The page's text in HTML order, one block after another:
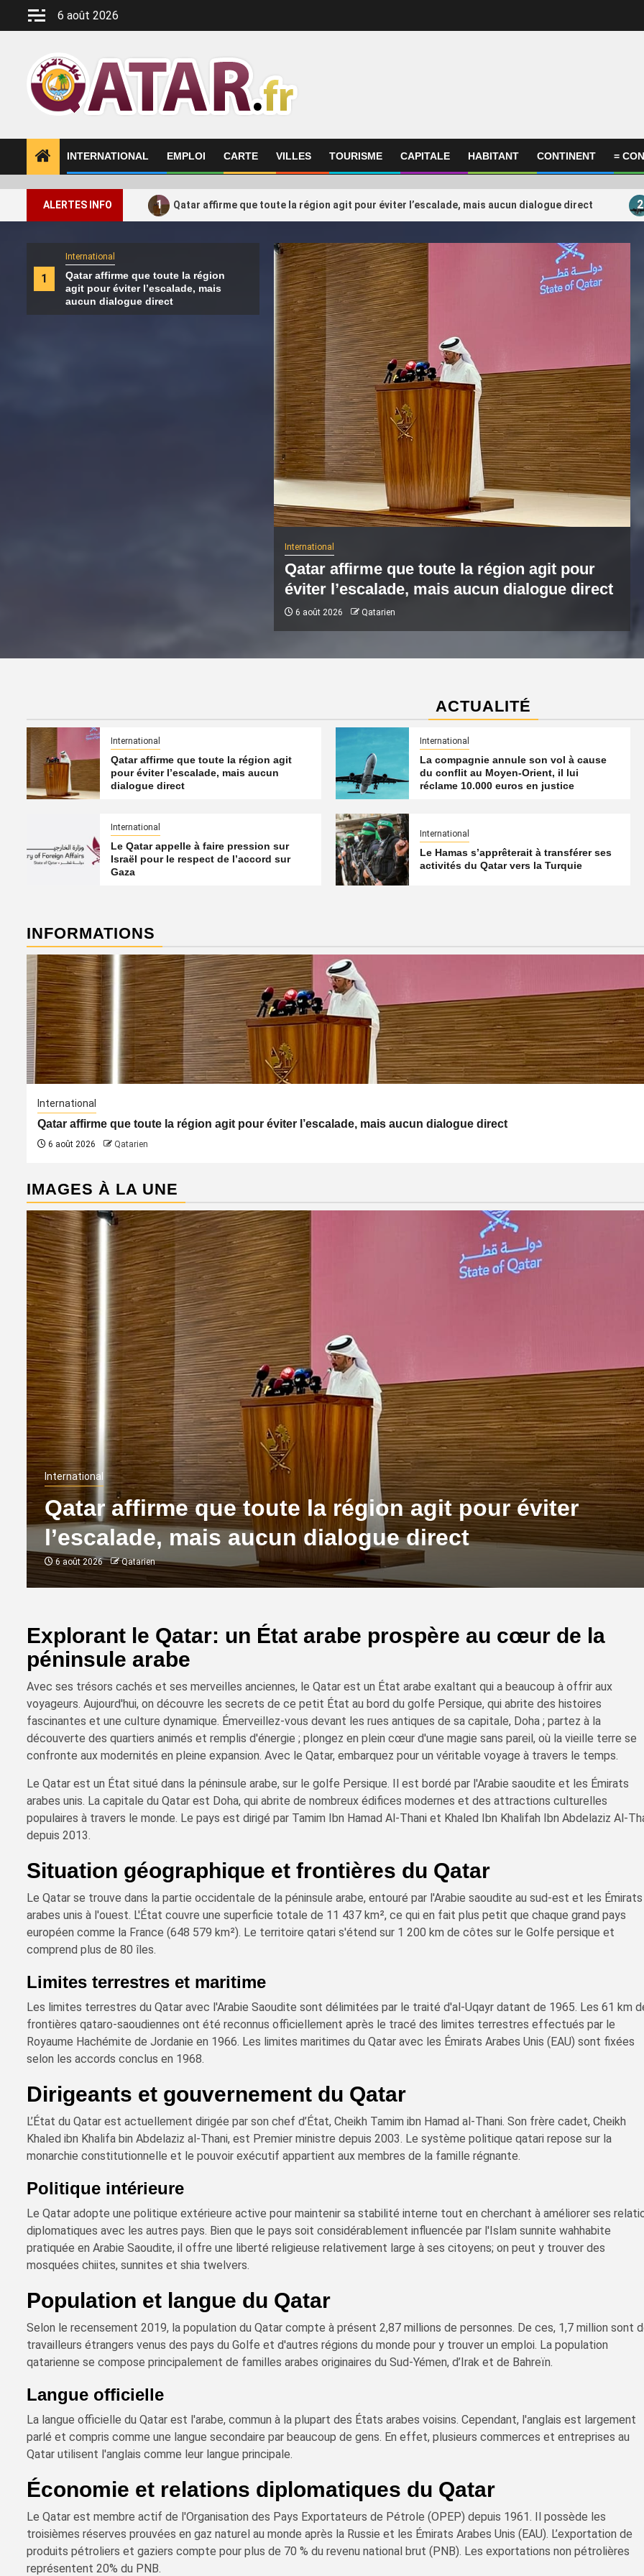
6 août 2026
INTERNATIONAL EMPLOI CARTE VILLES TOURISME CAPITALE HABITANT CONTINENT =
ALERTES INFO 1 Qatar affirme que toute la région agit pour éviter l’escalade, mais aucun dialogue direct 2
1
International
Qatar affirme que toute la région
agit pour éviter l’escalade, mais
aucun dialogue direct
2
International
La compagnie annule son vol à
cause du conflit au Moyen-Orient, il
lui réclame 10.000 euros en justice
International
FIFA : Le Qatar en
peser sur l’après-
International
Qatar affirme que toute la région agit pour
éviter l’escalade, mais aucun dialogue direct
6 août 2026 Qatarien
ACTUALITÉ
International
Qatar affirme que toute la région agit
pour éviter l’escalade, mais aucun
dialogue direct
International
La compagnie annule son vol à cause
du conflit au Moyen-Orient, il lui
réclame 10.000 euros en justice
International
Le Qatar appelle à faire pression sur
Israël pour le respect de l’accord sur
Gaza
International
Le Hamas s’apprêterait à transférer ses
activités du Qatar vers la Turquie
INFORMATIONS
International
Qatar affirme que toute la région agit pour éviter l’escalade, mais aucun dialogue direct
6 août 2026 Qatarien
IMAGES À LA UNE
International
Qatar affirme que toute la région agit pour éviter
l’escalade, mais aucun dialogue direct
6 août 2026 Qatarien
Explorant le Qatar: un État arabe prospère au cœur de la
péninsule arabe
Avec ses trésors cachés et ses merveilles anciennes, le Qatar est un État arabe exaltant qui a beaucoup à offrir aux
voyageurs. Aujourd'hui, on découvre les secrets de ce petit État au bord du golfe Persique, qui abrite des histoires
fascinantes et une culture dynamique. Émerveillez-vous devant les rues antiques de sa capitale, Doha ; partez à la
découverte des quartiers animés et remplis d'énergie ; plongez en plein cœur d'une magie sans pareil, où la vieille terre se
confronte aux modernités en pleine expansion. Avec le Qatar, embarquez pour un véritable voyage à travers le temps.
Le Qatar est un État situé dans la péninsule arabe, sur le golfe Persique. Il est bordé par l'Arabie saoudite et les Émirats
arabes unis. La capitale du Qatar est Doha, qui abrite de nombreux édifices modernes et des attractions culturelles
populaires à travers le monde. Le pays est dirigé par Tamim Ibn Hamad Al-Thani et Khaled Ibn Khalifah Ibn Abdelaziz Al-
depuis 2013.
Situation géographique et frontières du Qatar
Le Qatar se trouve dans la partie occidentale de la péninsule arabe, entouré par l'Arabie saoudite au sud-est et les Émirats
arabes unis à l'ouest. L'État couvre une superficie totale de 11 437 km², ce qui en fait plus petit que chaque grand pays
européen comme la France (648 579 km²). Le territoire qatari s'étend sur 1 200 km de côtes sur le Golfe persique et
comprend plus de 80 îles.
Limites terrestres et maritime
Les limites terrestres du Qatar avec l'Arabie Saoudite sont délimitées par le traité d'al-Uqayr datant de 1965. Les 61 km
frontières qataro-saoudiennes ont été reconnus officiellement après le tracé des limites terrestres effectués par le
Royaume Hachémite de Jordanie en 1966. Les limites maritimes du Qatar avec les Émirats Arabes Unis (EAU) sont fixées
selon les accords conclus en 1968.
Dirigeants et gouvernement du Qatar
L’État du Qatar est actuellement dirigée par son chef d’État, Cheikh Tamim ibn Hamad al-Thani. Son frère cadet, Cheikh
Khaled ibn Khalifa bin Abdelaziz al-Thani, est Premier ministre depuis 2003. Le système politique qatari repose sur la
monarchie constitutionnelle et le pouvoir exécutif appartient aux membres de la famille régnante.
Politique intérieure
Le Qatar adopte une politique extérieure active pour maintenir sa stabilité interne tout en cherchant à améliorer ses
diplomatiques avec les autres pays. Bien que le pays soit considérablement influencée par l'Islam sunnite wahhabite
pratiquée en Arabie Saoudite, il offre une liberté religieuse relativement large à ses citoyens; on peut y trouver des
mosquées chiites, sunnites et shia twelvers.
Population et langue du Qatar
Selon le recensement 2019, la population du Qatar compte à présent 2,87 millions de personnes. De ces, 1,7 million sont
travailleurs étrangers venus des pays du Golfe et d'autres régions du monde pour y trouver un emploi. La population
qatarienne se compose principalement de familles arabes originaires du Sud-Yémen, d’Irak et de Bahreïn.
Langue officielle
La langue officielle du Qatar est l'arabe, commun à la plupart des États arabes voisins. Cependant, l'anglais est largement
parlé et compris comme une langue secondaire par beaucoup de gens. En effet, plusieurs commerces et entreprises au
Qatar utilisent l'anglais comme leur langue principale.
Économie et relations diplomatiques du Qatar
Le Qatar est membre actif de l'Organisation des Pays Exportateurs de Pétrole (OPEP) depuis 1961. Il possède les
troisièmes réserves prouvées en gaz naturel au monde après la Russie et les Émirats Arabes Unis (EAU). L’exportation de
produits pétroliers et gaziers compte pour plus de 70 % du revenu national brut (PNB). Les exportations non pétrolières
représentent 20% du PNB.